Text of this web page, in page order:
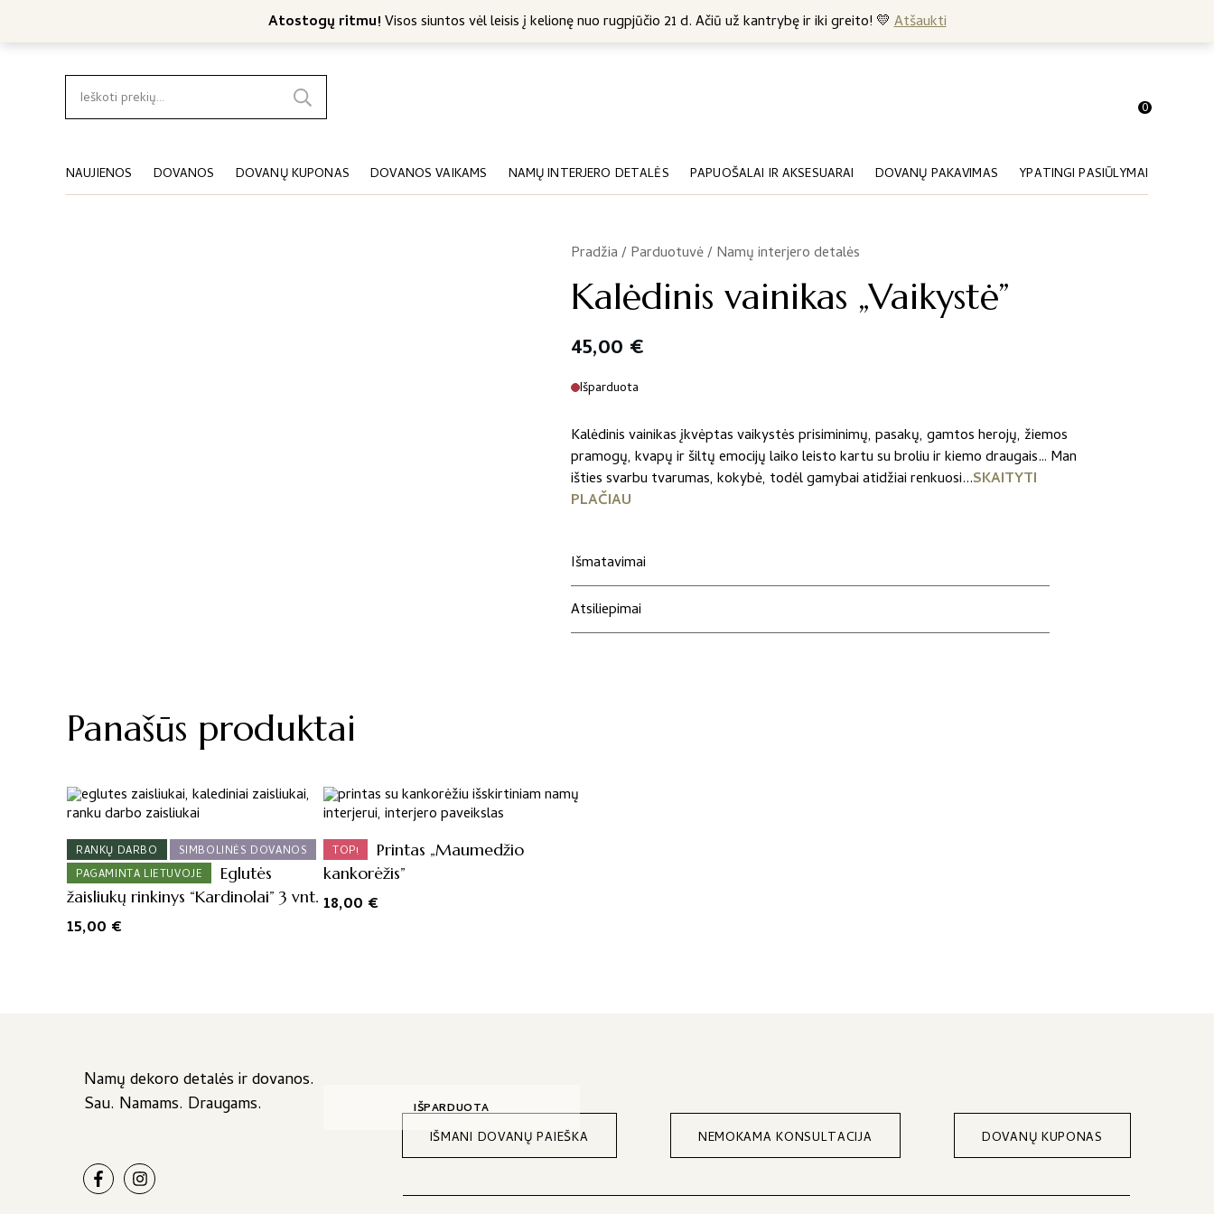
Atostogų ritmu!Visos siuntos vėl leisis į kelionę nuo rugpjūčio 21 d. Ačiū už kantrybę ir iki greito! 💛Atšaukti
Nemokamas siuntimas nuo 45 Eur
Ieškoti:
0
NAUJIENOS DOVANOS DOVANŲ KUPONAS DOVANOS VAIKAMS NAMŲ INTERJERO DETALĖS PAPUOŠALAI IR AKSESUARAI DOVANŲ PAKAVIMAS YPATINGI PASIŪLYMAI
Pradžia/Parduotuvė/Namų interjero detalės
/
Kalėdinis vainikas „Vaikystė”
45,00 €
Išparduota
Kalėdinis vainikas įkvėptas vaikystės prisiminimų, pasakų, gamtos herojų, žiemos
pramogų, kvapų ir šiltų emocijų laiko leisto kartu su broliu ir kiemo draugais… Man
išties svarbu tvarumas, kokybė, todėl gamybai atidžiai renkuosi...SKAITYTI
PLAČIAU
Išmatavimai
Atsiliepimai
Panašūs produktai
RANKŲ DARBO
SIMBOLINĖS DOVANOS
PAGAMINTA LIETUVOJE
Eglutės
žaisliukų rinkinys “Kardinolai” 3 vnt.
15,00 €
TOP!
Printas „Maumedžio
kankorėžis”
18,00 €
IŠPARDUOTA
Namų dekoro detalės ir dovanos.
Sau. Namams. Draugams.
IŠMANI DOVANŲ PAIEŠKA NEMOKAMA KONSULTACIJA DOVANŲ KUPONAS